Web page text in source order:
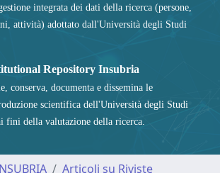
integrata dei dati della ricerca (persone,
attività) adottato dall'Università degli Studi
Repository Insubria
conserva, documenta e dissemina le
scientifica dell'Università degli Studi
fini della valutazione della ricerca.
Articoli su Riviste